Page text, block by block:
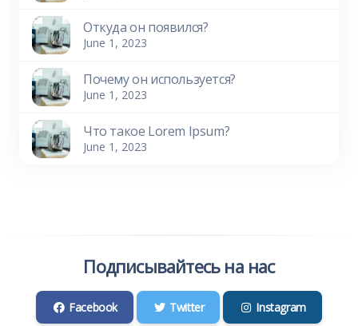
Откуда он появился?
June 1, 2023
Почему он используется?
June 1, 2023
Что такое Lorem Ipsum?
June 1, 2023
Подписывайтесь на нас
Facebook Twitter Instagram